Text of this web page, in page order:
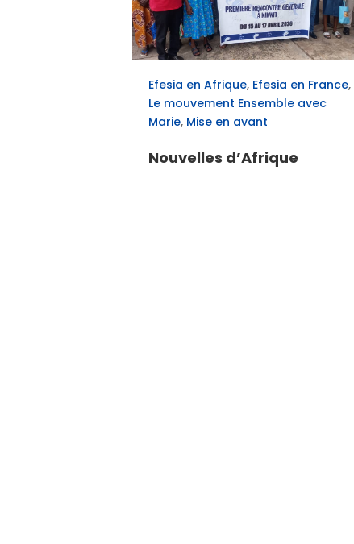
Efesia en Afrique, Efesia en France,
Le mouvement Ensemble avec
Marie, Mise en avant
Nouvelles d’Afrique